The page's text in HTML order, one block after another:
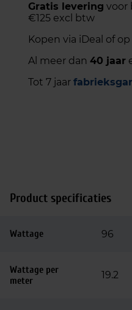
Gratis levering voor
€125 excl btw
Kopen via iDeal of op
Al meer dan 40 jaar
Tot 7 jaar
Product specificaties
Wattage 96
Wattage per
meter
19.2